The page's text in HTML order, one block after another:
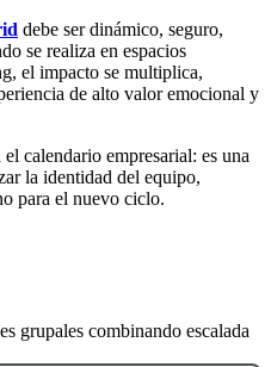
debe ser dinámico, seguro,
se realiza en espacios
el impacto se multiplica,
de alto valor emocional y
calendario empresarial: es una
la identidad del equipo,
para el nuevo ciclo.